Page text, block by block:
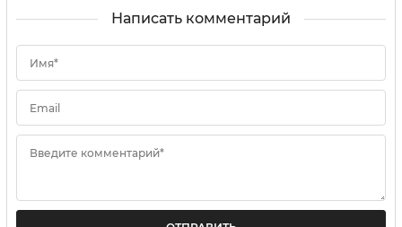
Написать комментарий
Имя*
Email
Введите комментарий*